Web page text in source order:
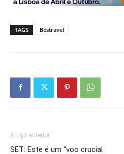
TAGS Bestravel
Artigo anterior
SET: Este é um “voo crucial